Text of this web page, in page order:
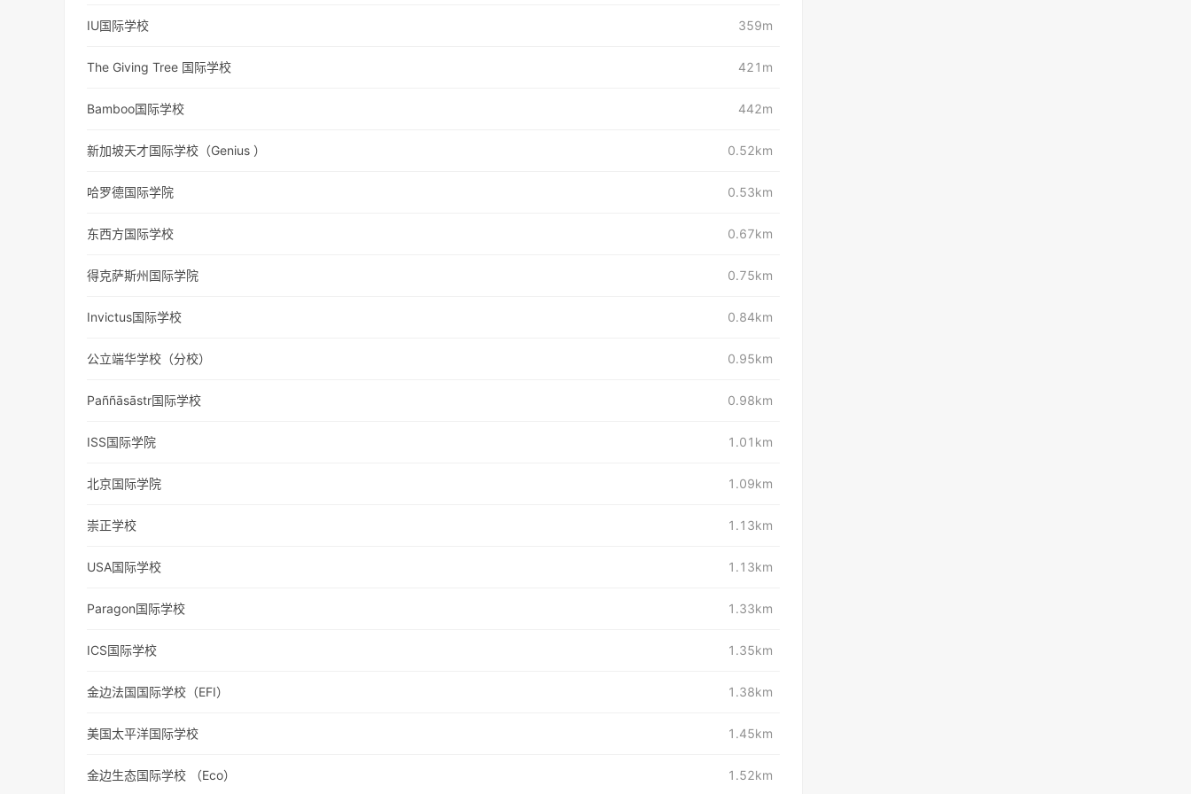
IU国际学校 359m
The Giving Tree 国际学校 421m
Bamboo国际学校 442m
新加坡天才国际学校（Genius ） 0.52km
哈罗德国际学院 0.53km
东西方国际学校 0.67km
得克萨斯州国际学院 0.75km
Invictus国际学校 0.84km
公立端华学校（分校） 0.95km
Paññāsāstr国际学校 0.98km
ISS国际学院 1.01km
北京国际学院 1.09km
崇正学校 1.13km
USA国际学校 1.13km
Paragon国际学校 1.33km
ICS国际学校 1.35km
金边法国国际学校（EFI） 1.38km
美国太平洋国际学校 1.45km
金边生态国际学校 （Eco） 1.52km